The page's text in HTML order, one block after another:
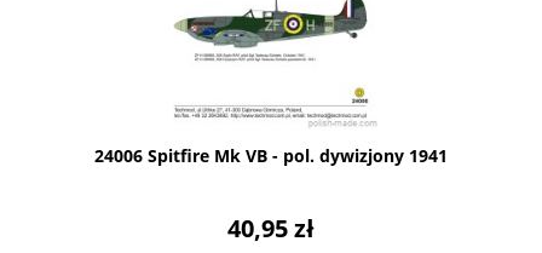
24006 Spitfire Mk VB - pol. dywizjony 1941
40,95 zł